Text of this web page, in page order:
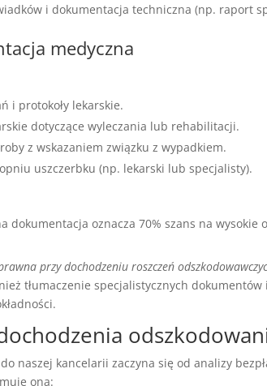
i dokumentacja techniczna (np. raport
medyczna
i protokoły lekarskie.
dotyczące wyleczania lub rehabilitacji.
z wskazaniem związku z wypadkiem.
uszczerbku (np. lekarski lub specjalisty).
dokumentacja oznacza 70% szans na wysokie
przy dochodzeniu roszczeń
tłumaczenie specjalistycznych
naszej kancelarii zaczyna się od analizy
ona: